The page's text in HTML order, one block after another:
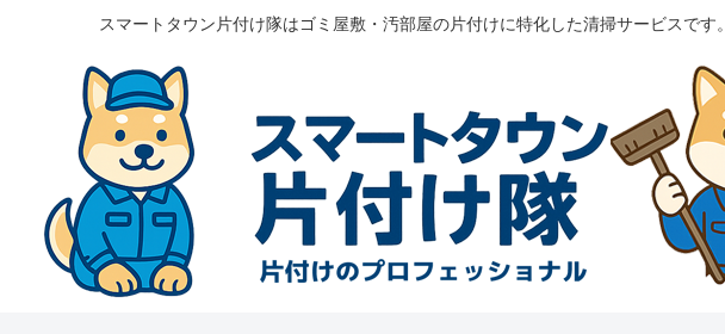
スマートタウン片付け隊はゴミ屋敷・汚部屋の片付けに特化した清掃サービスです。